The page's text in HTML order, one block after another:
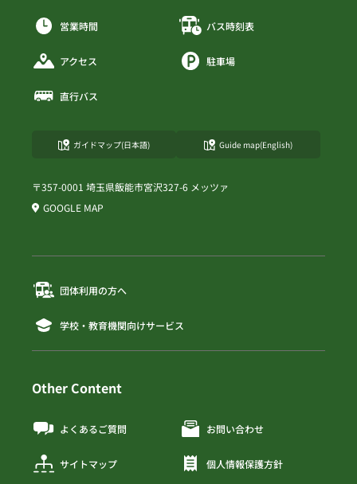
営業時間
アクセス
直行バス
バス時刻表
駐車場
ガイドマップ(日本語) Guide map(English)
〒357-0001 埼玉県飯能市宮沢327-6 メッツァ
GOOGLE MAP
団体利用の方へ
学校・教育機関向けサービス
Other Content
よくあるご質問
サイトマップ
お問い合わせ
個人情報保護方針